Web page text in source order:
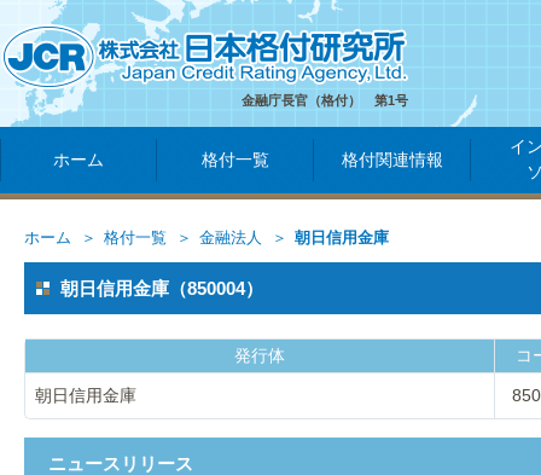
金融庁長官（格付） 第1号
ホーム 格付一覧 格付関連情報
イ
ホーム 格付一覧 金融法人 朝日信用金庫
朝日信用金庫（850004）
発行体 コ
朝日信用金庫
ニュースリリース